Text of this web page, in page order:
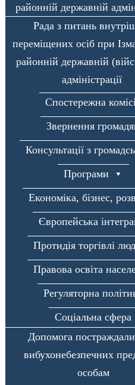
районній державній
Рада з питань
переміщених осіб при
районній державній
адміністрації
Спостережна
Звернення
Консультації з
Програми
Економіка, бізнес,
Європейська
Протидія торгівлі
Правова освіта
Регуляторна
Соціальна сфера
Допомога
вибухонебезпечних
особам